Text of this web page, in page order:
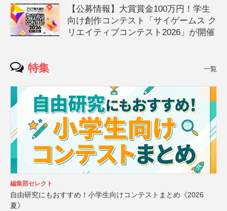
【公募情報】大賞賞金100万円！学生
向け創作コンテスト「サイゲームス ク
リエイティブコンテスト2026」が開催
特集 一覧
編集部セレクト
自由研究にもおすすめ！小学生向けコンテストまとめ《2026
夏》